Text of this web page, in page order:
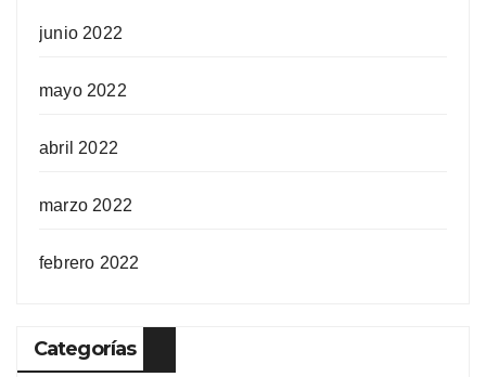
junio 2022
mayo 2022
abril 2022
marzo 2022
febrero 2022
Categorías